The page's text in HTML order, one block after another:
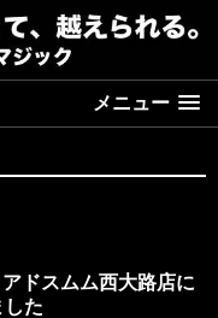
メニュー
ドスムム西大路店に
た